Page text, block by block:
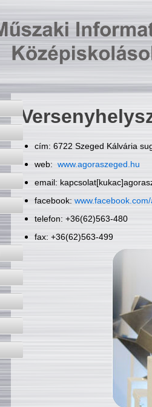
cím: 6722 Szeged Kálvária
web: www.agoraszeged.hu
email:
facebook:
telefon: +36(62)563-480
fax: +36(62)563-499